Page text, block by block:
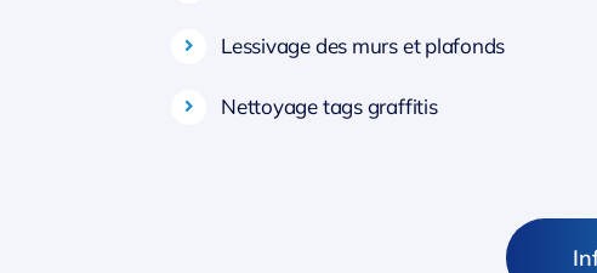
Lessivage des murs et plafonds
Nettoyage tags graffitis